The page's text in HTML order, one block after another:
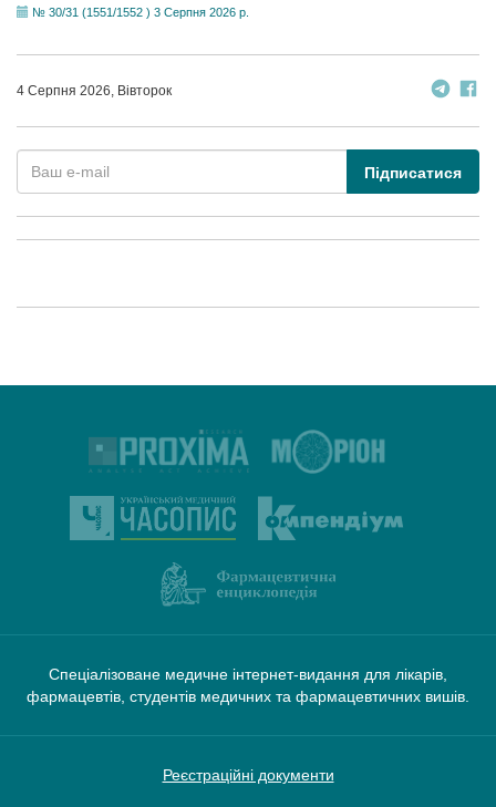
№ 30/31 (1551/1552 ) 3 Серпня 2026 р.
4 Серпня 2026, Вівторок
Підписатися
Спеціалізоване медичне інтернет-видання для лікарів,
фармацевтів, студентів медичних та фармацевтичних вишів.
Реєстраційні документи